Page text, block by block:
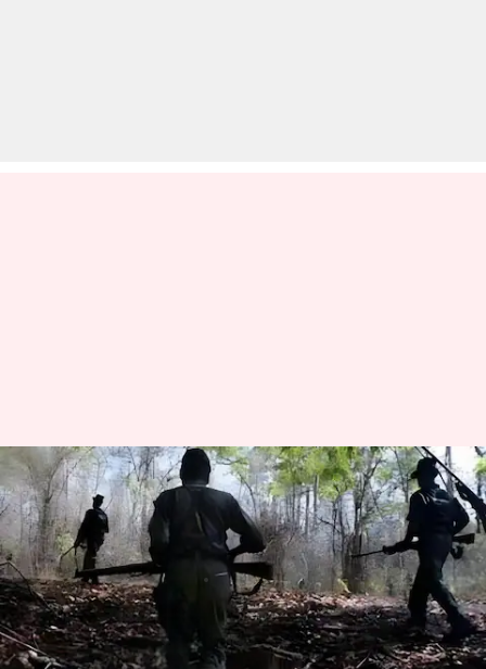
Chhattisgarh: బీజాపూర్లో
ఎన్‌కౌంటర్ .. ఆరుగురు
మావోయిస్టులు మృతి
వ్రాసిన వారు Stalin Mar 27, 2024 12:07 pm
ఈ వార్తాకథనం ఏంటి